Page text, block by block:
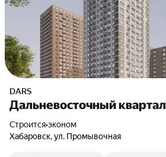
DARS
Дальневосточный квартал
Строится•эконом
Хабаровск, ул. Промывочная